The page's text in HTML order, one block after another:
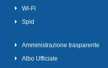
Wi-Fi
Spid
Amministrazione trasparente
Albo Ufficiale